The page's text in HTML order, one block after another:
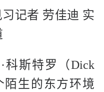
习记者 劳佳迪 实
科斯特罗（Dick
陌生的东方环境